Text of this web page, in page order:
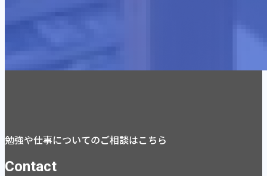
勉強や仕事についてのご相談はこちら
Contact